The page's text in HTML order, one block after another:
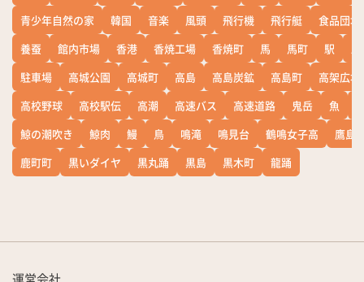
青少年自然の家
韓国 音楽 風頭 飛行機 飛行艇
食品団地
養蚕
館内市場 香港 香焼工場 香焼町 馬 馬町 駅
駐車場
高城公園 高城町 高島 高島炭鉱 高島町
高架広場
高校野球
高校駅伝 高潮 高速バス 高速道路 鬼岳 魚
鯨の潮吹き
鯨肉 鰻 鳥 鳴滝 鳴見台 鶴鳴女子高
鷹島
鹿町町
黒いダイヤ 黒丸踊 黒島 黒木町 龍踊
運営会社